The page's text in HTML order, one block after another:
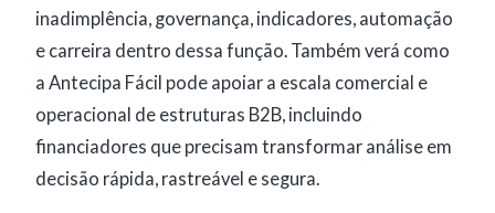
inadimplência, governança, indicadores, automação
e carreira dentro dessa função. Também verá como
a Antecipa Fácil pode apoiar a escala comercial e
operacional de estruturas B2B, incluindo
financiadores que precisam transformar análise em
decisão rápida, rastreável e segura.